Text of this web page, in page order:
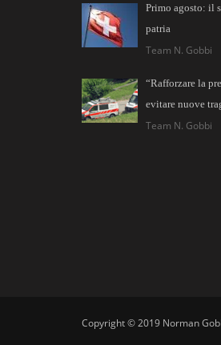
Primo agosto: il
patria
Team N. Gobbi
“Rafforzare la
evitare nuove
Team N. Gobbi
Copyright © 2019 Norman